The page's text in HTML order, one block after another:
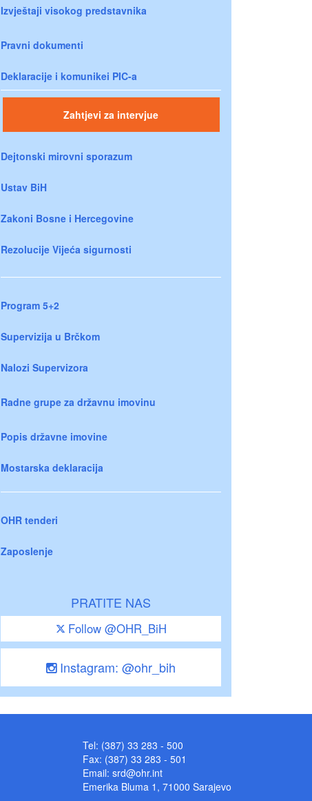
Izvještaji visokog predstavnika
Pravni dokumenti
Deklaracije i komunikei PIC-a
Zahtjevi za intervjue
Dejtonski mirovni sporazum
Ustav BiH
Zakoni Bosne i Hercegovine
Rezolucije Vijeća sigurnosti
Program 5+2
Supervizija u Brčkom
Nalozi Supervizora
Radne grupe za državnu imovinu
Popis državne imovine
Mostarska deklaracija
OHR tenderi
Zaposlenje
PRATITE NAS
Follow @OHR_BiH
Instagram: @ohr_bih
Tel: (387) 33 283 - 500
Fax: (387) 33 283 - 501
Email: srd@ohr.int
Emerika Bluma 1, 71000 Sarajevo